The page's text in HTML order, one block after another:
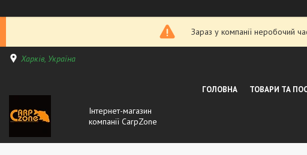
Зараз у компанії неробочий
Харків, Україна
Інтернет-магазин
компанії CarpZone
ГОЛОВНА ТОВАРИ ТА